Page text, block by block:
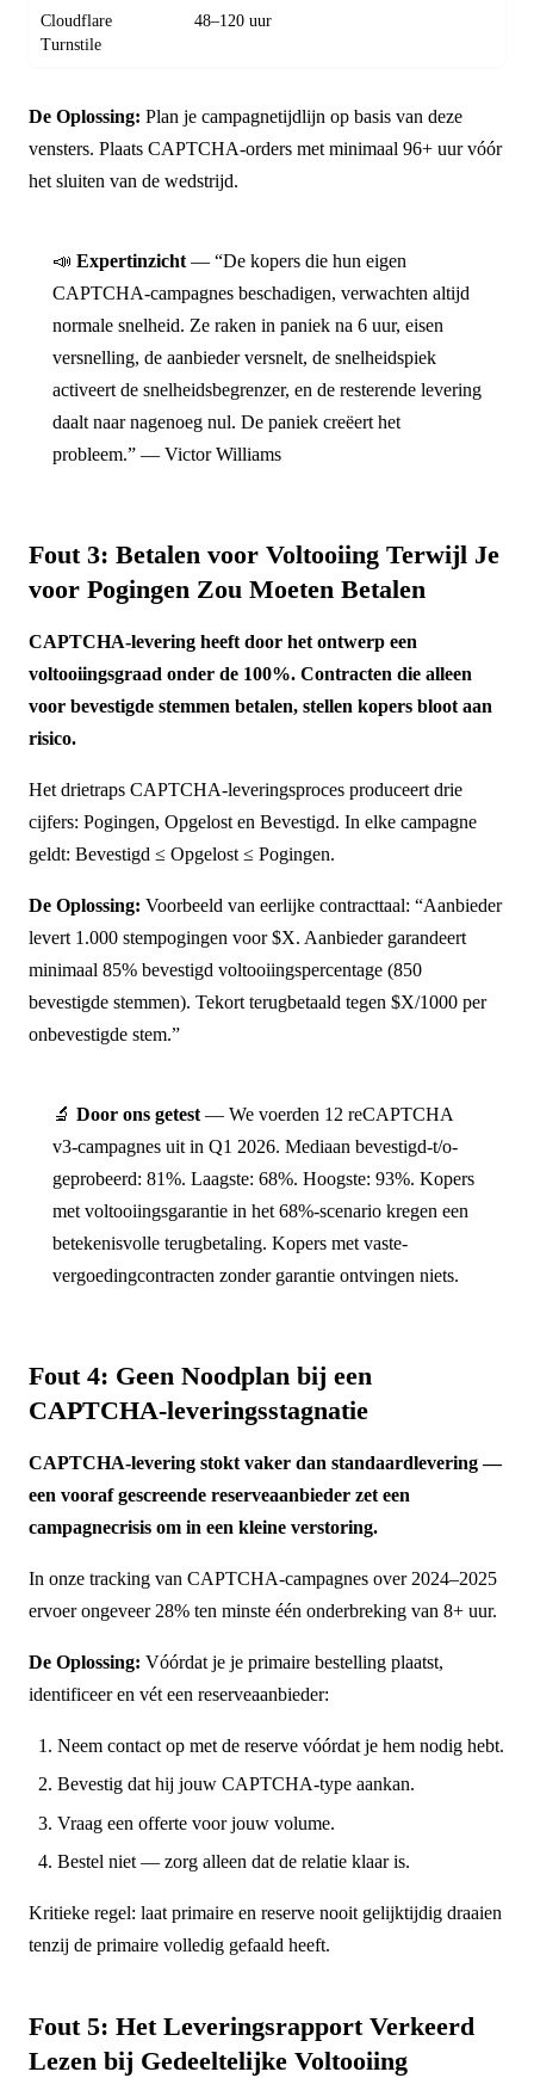
Cloudflare
Turnstile
48–120 uur
De Oplossing: Plan je campagnetijdlijn op basis van deze
vensters. Plaats CAPTCHA-orders met minimaal 96+ uur vóór
het sluiten van de wedstrijd.
📣 Expertinzicht — “De kopers die hun eigen
CAPTCHA-campagnes beschadigen, verwachten altijd
normale snelheid. Ze raken in paniek na 6 uur, eisen
versnelling, de aanbieder versnelt, de snelheidspiek
activeert de snelheidsbegrenzer, en de resterende levering
daalt naar nagenoeg nul. De paniek creëert het
probleem.” — Victor Williams
Fout 3: Betalen voor Voltooiing Terwijl Je
voor Pogingen Zou Moeten Betalen
CAPTCHA-levering heeft door het ontwerp een
voltooiingsgraad onder de 100%. Contracten die alleen
voor bevestigde stemmen betalen, stellen kopers bloot aan
risico.
Het drietraps CAPTCHA-leveringsproces produceert drie
cijfers: Pogingen, Opgelost en Bevestigd. In elke campagne
geldt: Bevestigd ≤ Opgelost ≤ Pogingen.
De Oplossing: Voorbeeld van eerlijke contracttaal: “Aanbieder
levert 1.000 stempogingen voor $X. Aanbieder garandeert
minimaal 85% bevestigd voltooiingspercentage (850
bevestigde stemmen). Tekort terugbetaald tegen $X/1000 per
onbevestigde stem.”
🔬 Door ons getest — We voerden 12 reCAPTCHA
v3-campagnes uit in Q1 2026. Mediaan bevestigd-t/o-
geprobeerd: 81%. Laagste: 68%. Hoogste: 93%. Kopers
met voltooiingsgarantie in het 68%-scenario kregen een
betekenisvolle terugbetaling. Kopers met vaste-
vergoedingcontracten zonder garantie ontvingen niets.
Fout 4: Geen Noodplan bij een
CAPTCHA-leveringsstagnatie
CAPTCHA-levering stokt vaker dan standaardlevering —
een vooraf gescreende reserveaanbieder zet een
campagnecrisis om in een kleine verstoring.
In onze tracking van CAPTCHA-campagnes over 2024–2025
ervoer ongeveer 28% ten minste één onderbreking van 8+ uur.
De Oplossing: Vóórdat je je primaire bestelling plaatst,
identificeer en vét een reserveaanbieder:
Neem contact op met de reserve vóórdat je hem nodig hebt.
Bevestig dat hij jouw CAPTCHA-type aankan.
Vraag een offerte voor jouw volume.
Bestel niet — zorg alleen dat de relatie klaar is.
Kritieke regel: laat primaire en reserve nooit gelijktijdig draaien
tenzij de primaire volledig gefaald heeft.
Fout 5: Het Leveringsrapport Verkeerd
Lezen bij Gedeeltelijke Voltooiing